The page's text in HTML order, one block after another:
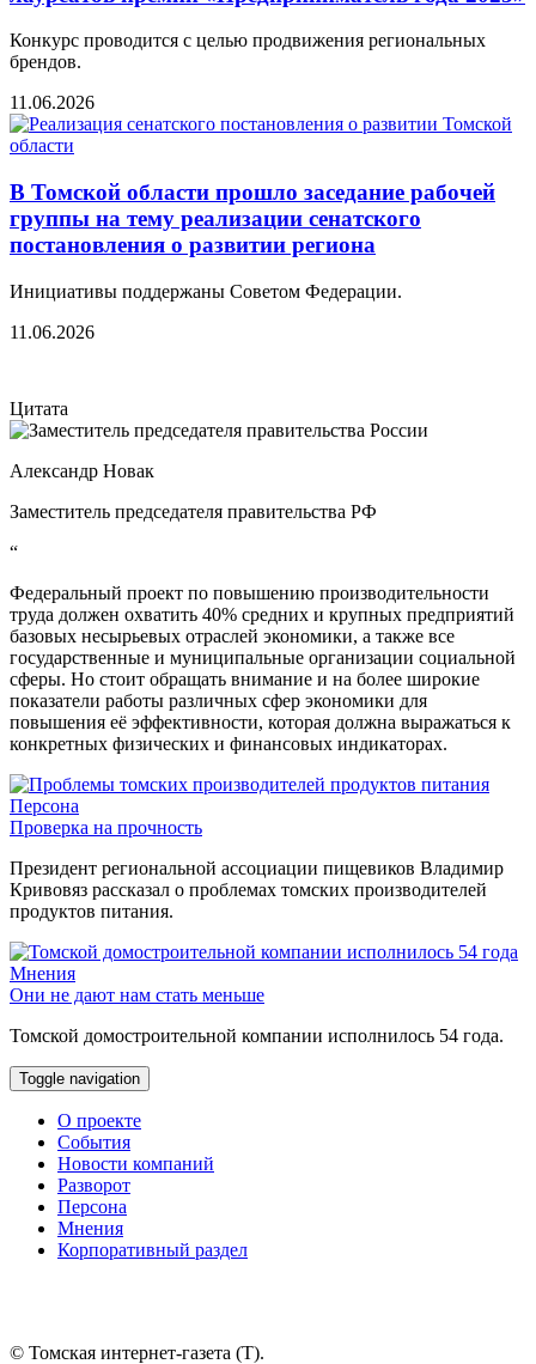
Конкурс проводится с целью продвижения региональных
брендов.
11.06.2026
В Томской области прошло заседание рабочей
группы на тему реализации сенатского
постановления о развитии региона
Инициативы поддержаны Советом Федерации.
11.06.2026
Цитата
Александр Новак
Заместитель председателя правительства РФ
“
Федеральный проект по повышению производительности
труда должен охватить 40% средних и крупных предприятий
базовых несырьевых отраслей экономики, а также все
государственные и муниципальные организации социальной
сферы. Но стоит обращать внимание и на более широкие
показатели работы различных сфер экономики для
повышения её эффективности, которая должна выражаться к
конкретных физических и финансовых индикаторах.
Персона
Проверка на прочность
Президент региональной ассоциации пищевиков Владимир
Кривовяз рассказал о проблемах томских производителей
продуктов питания.
Мнения
Они не дают нам стать меньше
Томской домостроительной компании исполнилось 54 года.
Toggle navigation
О проекте
События
Новости компаний
Разворот
Персона
Мнения
Корпоративный раздел
© Томская интернет-газета (Т).